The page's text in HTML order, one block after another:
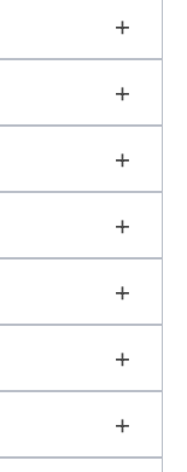
+
+
+
+
+
+
+